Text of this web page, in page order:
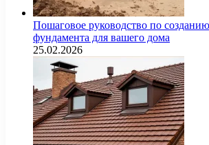
Пошаговое руководство по
фундамента для вашего дома
25.02.2026